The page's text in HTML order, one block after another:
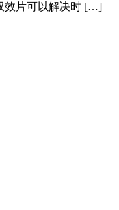
效片可以解决时 […]